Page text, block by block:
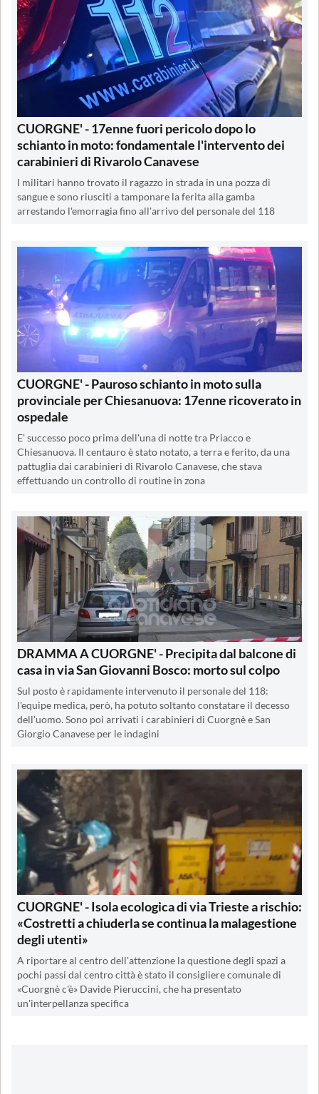
CUORGNE' - 17enne fuori pericolo dopo lo
schianto in moto: fondamentale l'intervento dei
carabinieri di Rivarolo Canavese
I militari hanno trovato il ragazzo in strada in una pozza di
sangue e sono riusciti a tamponare la ferita alla gamba
arrestando l'emorragia fino all'arrivo del personale del 118
CUORGNE' - Pauroso schianto in moto sulla
provinciale per Chiesanuova: 17enne ricoverato in
ospedale
E' successo poco prima dell'una di notte tra Priacco e
Chiesanuova. Il centauro è stato notato, a terra e ferito, da una
pattuglia dai carabinieri di Rivarolo Canavese, che stava
effettuando un controllo di routine in zona
DRAMMA A CUORGNE' - Precipita dal balcone di
casa in via San Giovanni Bosco: morto sul colpo
Sul posto è rapidamente intervenuto il personale del 118:
l'equipe medica, però, ha potuto soltanto constatare il decesso
dell'uomo. Sono poi arrivati i carabinieri di Cuorgnè e San
Giorgio Canavese per le indagini
CUORGNE' - Isola ecologica di via Trieste a rischio:
«Costretti a chiuderla se continua la malagestione
degli utenti»
A riportare al centro dell'attenzione la questione degli spazi a
pochi passi dal centro città è stato il consigliere comunale di
«Cuorgnè c'è» Davide Pieruccini, che ha presentato
un'interpellanza specifica